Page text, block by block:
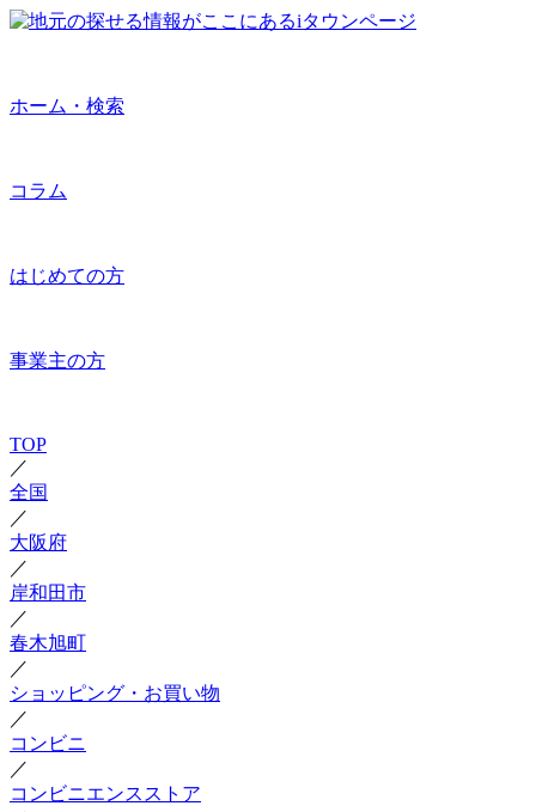
ホーム・検索
コラム
はじめての方
事業主の方
TOP
／
全国
／
大阪府
／
岸和田市
／
春木旭町
／
ショッピング・お買い物
／
コンビニ
／
コンビニエンスストア